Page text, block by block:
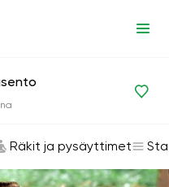
ja pysäyttimet
Räkit ja pysäyttimet